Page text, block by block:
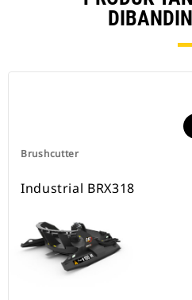
Brushcutter
Industrial BRX318